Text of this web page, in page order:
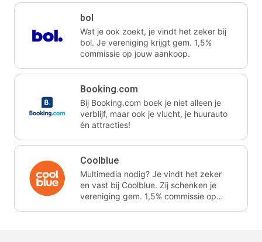
bol
Wat je ook zoekt, je vindt het zeker bij
bol. Je vereniging krijgt gem. 1,5%
commissie op jouw aankoop.
Booking.com
Bij Booking.com boek je niet alleen je
verblijf, maar ook je vlucht, je huurauto
én attracties!
Coolblue
Multimedia nodig? Je vindt het zeker
en vast bij Coolblue. Zij schenken je
vereniging gem. 1,5% commissie op